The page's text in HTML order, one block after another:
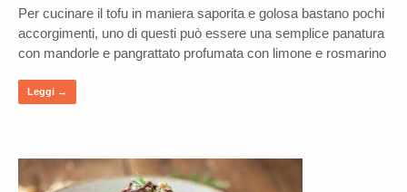
Per cucinare il tofu in maniera saporita e golosa bastano pochi
accorgimenti, uno di questi può essere una semplice panatura
con mandorle e pangrattato profumata con limone e rosmarino
Leggi →